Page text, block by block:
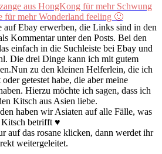
aus HongKong für mehr Schwung
für mehr Wonderland feeling 🙂
Ebay erwerben, die Links sind in den
Kommentar unter den Posts. Bei den
einfach in die Suchleiste bei Ebay und
Die drei Dinge kann ich mit gutem
zu den kleinen Helferlein, die ich
getestet habe, die aber meine
Hierzu möchte ich sagen, dass ich
Kitsch aus Asien liebe.
haben wir Asiaten auf alle Fälle, was
Kitsch betrifft ♥
auf das rosane klicken, dann werdet ihr
weitergeleitet.